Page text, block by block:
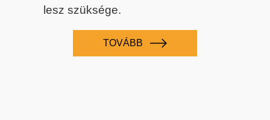
lesz szüksége.
TOVÁBB